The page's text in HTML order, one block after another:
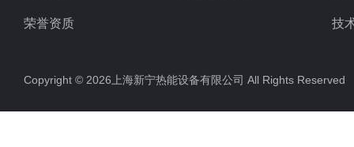
荣誉资质 技
Copyright © 2026上海新宁热能设备有限公司 All Rights